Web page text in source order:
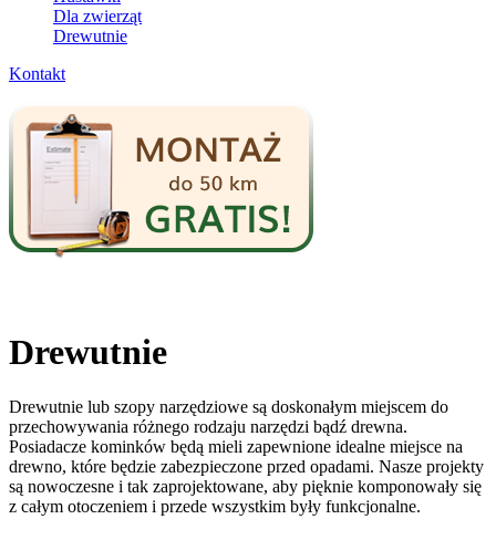
Dla zwierząt
Drewutnie
Kontakt
Drewutnie
Drewutnie lub szopy narzędziowe są doskonałym miejscem do
przechowywania różnego rodzaju narzędzi bądź drewna.
Posiadacze kominków będą mieli zapewnione idealne miejsce na
drewno, które będzie zabezpieczone przed opadami. Nasze projekty
są nowoczesne i tak zaprojektowane, aby pięknie komponowały się
z całym otoczeniem i przede wszystkim były funkcjonalne.